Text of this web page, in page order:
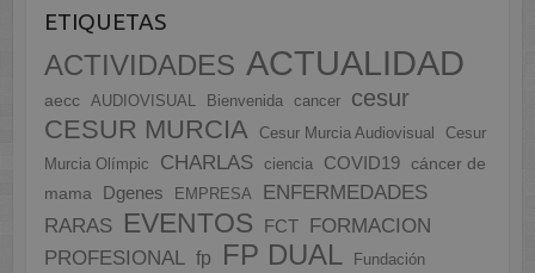
ETIQUETAS
ACTIVIDADES ACTUALIDAD
aecc AUDIOVISUAL Bienvenida cancer cesur
CESUR MURCIA Cesur Murcia Audiovisual
Cesur
Murcia Olímpic
CHARLAS ciencia COVID19
cáncer de
mama
Dgenes EMPRESA
ENFERMEDADES
RARAS EVENTOS FCT
FORMACION
PROFESIONAL fp FP DUAL
Fundación